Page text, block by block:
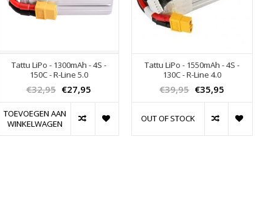
Tattu LiPo - 1300mAh - 4S -
150C - R-Line 5.0
€32,95 €27,95
TOEVOEGEN AAN
WINKELWAGEN
Tattu LiPo - 1550mAh - 4S -
130C - R-Line 4.0
€39,95 €35,95
OUT OF STOCK